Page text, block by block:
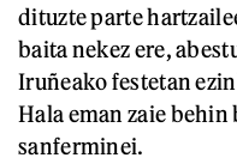
dituzte parte
baita nekez ere,
Iruñeako festetan
Hala eman zaie
sanferminei.